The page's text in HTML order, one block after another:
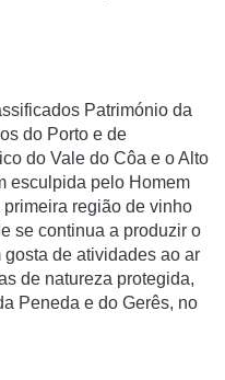
Património da
do Porto e de
do Vale do Côa e o Alto
esculpida pelo Homem
região de vinho
se continua a produzir o
de atividades ao ar
de natureza protegida,
Peneda e do Gerês, no